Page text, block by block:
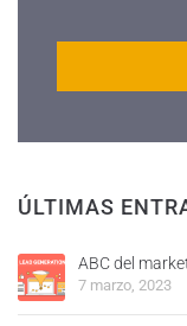
ÚLTIMAS
ABC del
7 marzo, 2023